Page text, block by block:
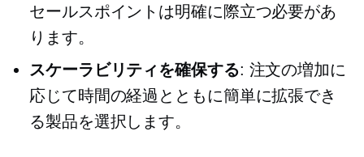
セールスポイントは明確に際立つ必要があ
ります。
スケーラビリティを確保する: 注文の増加に
応じて時間の経過とともに簡単に拡張でき
る製品を選択します。